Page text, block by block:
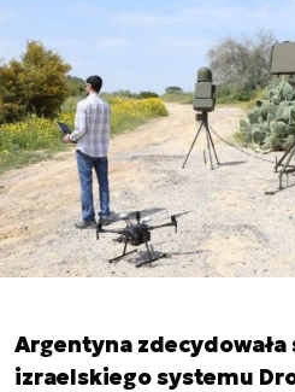
Argentyna zdecydowała
izraelskiego systemu